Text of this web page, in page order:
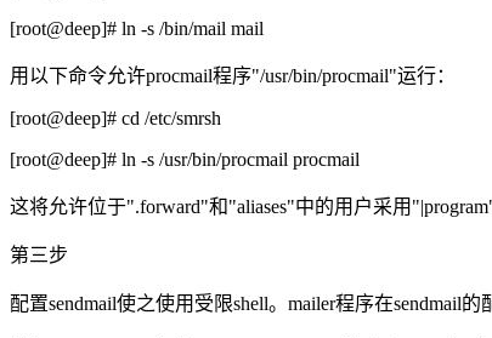
[root@deep]# ln -s /bin/mail mail
用以下命令允许procmail程序"/usr/bin/procmail"运行：
[root@deep]# cd /etc/smrsh
[root@deep]# ln -s /usr/bin/procmail procmail
这将允许位于".forward"和"aliases"中的用户采用
第三步
配置sendmail使之使用受限shell。mailer程序在sendmail